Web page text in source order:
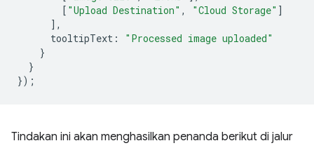
[ "Upload Destination" , "Cloud Storage" ]
],
tooltipText :
"Processed image uploaded"
}
}
});
Tindakan ini akan menghasilkan penanda berikut di jalur